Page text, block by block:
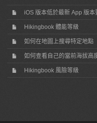
iOS 版本低於最新 App 版
Hikingbook 體能等級
如何在地圖上搜尋特定地點
如何查看自己的當前海拔高
Hikingbook 風險等級